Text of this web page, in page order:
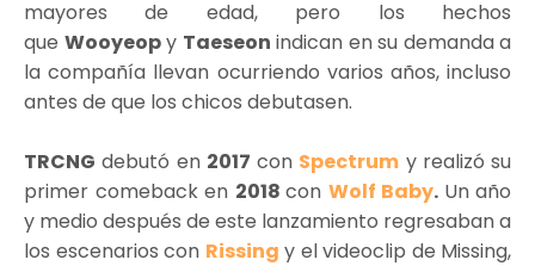
mayores de edad, pero los hechos
que Wooyeopy Taeseon indican en su demanda a
la compañía llevan ocurriendo varios años, incluso
antes de que los chicos debutasen.
TRCNG debutó en 2017 con Spectrum y realizó su
primer comeback en 2018 con Wolf Baby. Un año
y medio después de este lanzamiento regresaban a
los escenarios con Rissing y el videoclip de Missing,